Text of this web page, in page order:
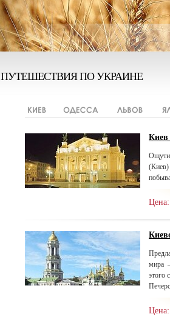
ПУТЕШЕСТВИЯ ПО УКРАИНЕ
мира
этого